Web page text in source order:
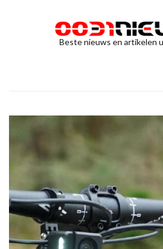
Beste nieuws en artikelen